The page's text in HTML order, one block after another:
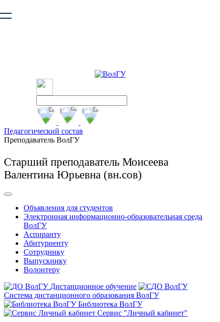
безопасную работу с сайтом. Пожалуйста
Педагогический состав
Преподаватель ВолГУ
Старший преподаватель Моисеева
Валентина Юрьевна (вн.сов)
Объявления для студентов
Электронная информационно-образовательная среда
ВолГУ
Аспиранту
Абитуриенту
Сотруднику
Выпускнику
Волонтеру
Дистанционное обучение
Система дистанционного образования ВолГУ
Библиотека ВолГУ
Сервис "Личный кабинет"